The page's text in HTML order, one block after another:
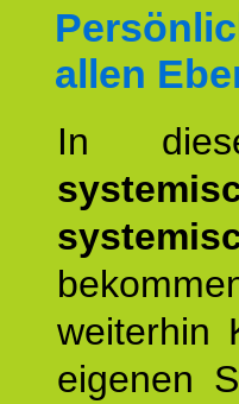
allen
In
weiterhin
eigenen